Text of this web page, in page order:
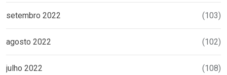
setembro 2022 (103)
agosto 2022 (102)
julho 2022 (108)